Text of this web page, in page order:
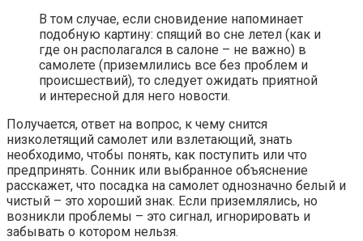
В том случае, если сновидение напоминает
подобную картину: спящий во сне летел (как и
где он располагался в салоне – не важно) в
самолете (приземлились все без проблем и
происшествий), то следует ожидать приятной
и интересной для него новости.
Получается, ответ на вопрос, к чему снится
низколетящий самолет или взлетающий, знать
необходимо, чтобы понять, как поступить или что
предпринять. Сонник или выбранное объяснение
расскажет, что посадка на самолет однозначно белый и
чистый – это хороший знак. Если приземлялись, но
возникли проблемы – это сигнал, игнорировать и
забывать о котором нельзя.